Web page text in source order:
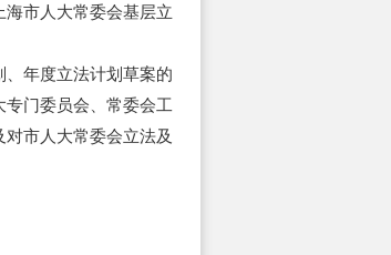
市人大常委会基层立
年度立法计划草案的
门委员会、常委会工
市人大常委会立法及